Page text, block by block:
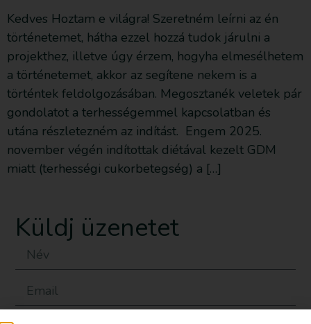
Kedves Hoztam e világra! Szeretném leírni az én
történetemet, hátha ezzel hozzá tudok járulni a
projekthez, illetve úgy érzem, hogyha elmesélhetem
a történetemet, akkor az segítene nekem is a
történtek feldolgozásában. Megosztanék veletek pár
gondolatot a terhességemmel kapcsolatban és
utána részletezném az indítást. Engem 2025.
november végén indítottak diétával kezelt GDM
miatt (terhességi cukorbetegség) a […]
Küldj üzenetet